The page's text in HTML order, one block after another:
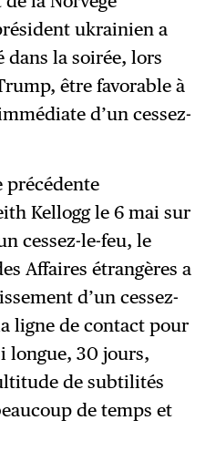
ukrainien a
dans la soirée, lors
être favorable à
d’un cessez-
précédente
Kellogg le 6 mai sur
cessez-le-feu, le
Affaires étrangères a
d’un cessez-
ligne de contact pour
longue, 30 jours,
de subtilités
de temps et